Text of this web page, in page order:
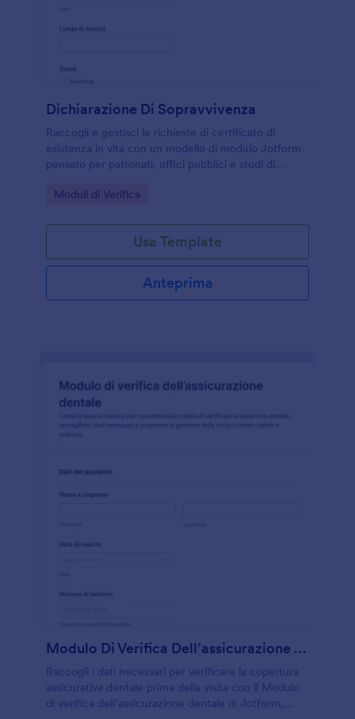
Dichiarazione Di Sopravvivenza
Raccogli e gestisci le richieste di certificato di
esistenza in vita con un modello di modulo Jotform
pensato per patronati, uffici pubblici e studi di
delle risposte.
Go to Category:
Moduli di Verifica
Usa Template
Anteprima
Modulo Di Verifica Dell’assicurazione Dentale
Raccogli i dati necessari per verificare la copertura
assicurativa dentale prima della visita con il Modulo
di verifica dell’assicurazione dentale di Jotform,